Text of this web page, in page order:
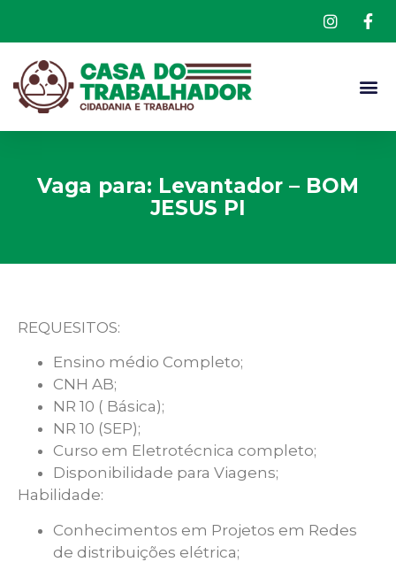
Vaga para: Levantador – BOM
JESUS PI
REQUESITOS:
Ensino médio Completo;
CNH AB;
NR 10 ( Básica);
NR 10 (SEP);
Curso em Eletrotécnica completo;
Disponibilidade para Viagens;
Habilidade:
Conhecimentos em Projetos em Redes
de distribuições elétrica;